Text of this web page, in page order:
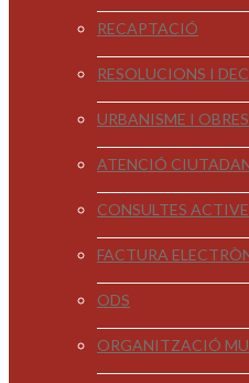
RECAPTACIÓ
RESOLUCIONS I
URBANISME I OBRES
ATENCIÓ
CONSULTES
FACTURA
ODS
ORGANITZACIÓ